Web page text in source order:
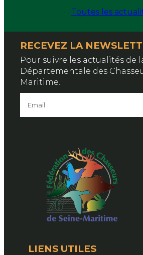
Toutes les
RECEVEZ LA
Pour suivre les actualités de
Départementale des
Maritime.
LIENS UTILES